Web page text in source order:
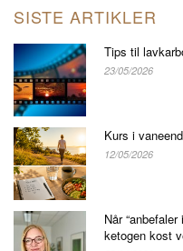
SISTE ARTIKLER
Tips til
23/05/2026
Kurs i
12/05/2026
Når
ketogen kost